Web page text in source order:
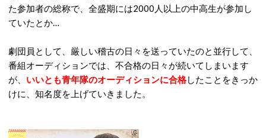
た参加者の総称で、全盛期には2000人以上の中高生が参加し
ていたとか…
劇団員として、厳しい稽古の日々を送っていたのと並行して、
番組オーディションでは、不合格の日々が続いてしまいます
が、 いいとも青年隊のオーディションに合格したことをきっか
けに、知名度を上げていきました。